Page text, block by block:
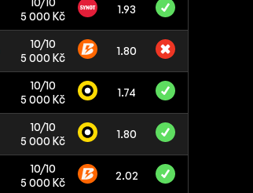
5 000 Kč
1.93
10/10
5 000 Kč
1.80
10/10
5 000 Kč
1.74
10/10
5 000 Kč
1.80
10/10
5 000 Kč
2.02